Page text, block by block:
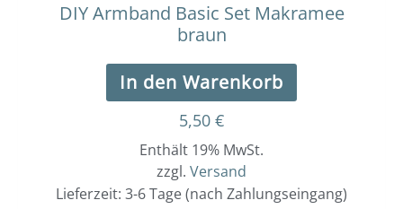
DIY Armband Basic Set Makramee
braun
In den Warenkorb
5,50 €
Enthält 19% MwSt.
zzgl. Versand
Lieferzeit: 3-6 Tage (nach Zahlungseingang)